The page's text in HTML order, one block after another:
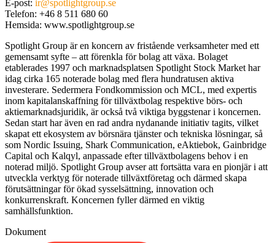
E-post: ir@spotlightgroup.se
Telefon: +46 8 511 680 60
Hemsida: www.spotlightgroup.se
Spotlight Group är en koncern av fristående verksamheter med ett
gemensamt syfte – att förenkla för bolag att växa. Bolaget
etablerades 1997 och marknadsplatsen Spotlight Stock Market har
idag cirka 165 noterade bolag med flera hundratusen aktiva
investerare. Sedermera Fondkommission och MCL, med expertis
inom kapitalanskaffning för tillväxtbolag respektive börs- och
aktiemarknadsjuridik, är också två viktiga byggstenar i koncernen.
Sedan start har även en rad andra nydanande initiativ tagits, vilket
skapat ett ekosystem av börsnära tjänster och tekniska lösningar, så
som Nordic Issuing, Shark Communication, eAktiebok, Gainbridge
Capital och Kalqyl, anpassade efter tillväxtbolagens behov i en
noterad miljö. Spotlight Group avser att fortsätta vara en pionjär i att
utveckla verktyg för noterade tillväxtföretag och därmed skapa
förutsättningar för ökad sysselsättning, innovation och
konkurrenskraft. Koncernen fyller därmed en viktig
samhällsfunktion.
Dokument